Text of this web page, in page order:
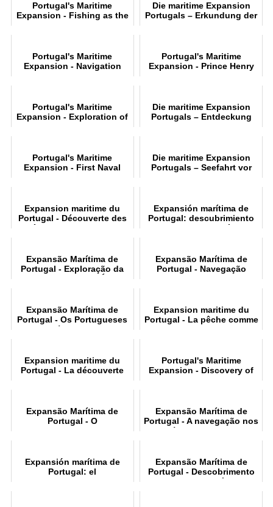
Portugal's Maritime
Expansion - Fishing as the
Die maritime Expansion
Portugals – Erkundung der
Portugal's Maritime
Expansion - Navigation
Portugal's Maritime
Expansion - Prince Henry
Portugal's Maritime
Expansion - Exploration of
Die maritime Expansion
Portugals – Entdeckung
Portugal's Maritime
Expansion - First Naval
Die maritime Expansion
Portugals – Seefahrt vor
Expansion maritime du
Portugal - Découverte des
îles de l'Atlantique
Expansión marítima de
Portugal: descubrimiento
de las islas del Atlántico
Expansão Marítima de
Portugal - Exploração da
Expansão Marítima de
Portugal - Navegação
Expansão Marítima de
Portugal - Os Portugueses
na América do Norte
Expansion maritime du
Portugal - La pêche comme
Expansion maritime du
Portugal - La découverte
Portugal's Maritime
Expansion - Discovery of
Expansão Marítima de
Portugal - O
Expansão Marítima de
Portugal - A navegação nos
séculos XV e XVI
Expansión marítima de
Portugal: el
Expansão Marítima de
Portugal - Descobrimento
das Ilhas do Atlântico